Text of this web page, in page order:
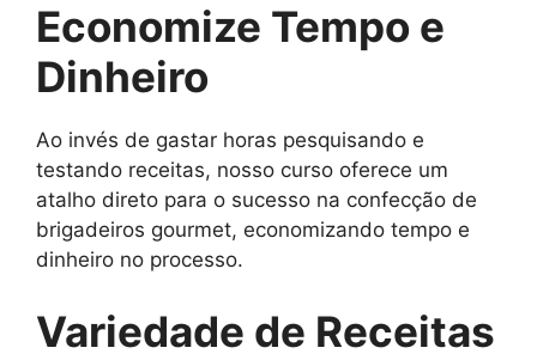
Economize Tempo e
Dinheiro
Ao invés de gastar horas pesquisando e
testando receitas, nosso curso oferece um
atalho direto para o sucesso na confecção de
brigadeiros gourmet, economizando tempo e
dinheiro no processo.
Variedade de Receitas